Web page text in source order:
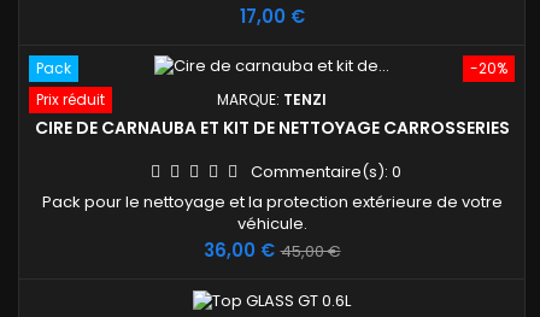
Prix
17,00 €
-20%
Pack
Prix réduit
MARQUE: TENZI
CIRE DE CARNAUBA ET KIT DE NETTOYAGE CARROSSERIES
Commentaire(s): 0
Pack pour le nettoyage et la protection extérieure de votre
véhicule.
Prix
36,00 € Prix
base
45,00 €